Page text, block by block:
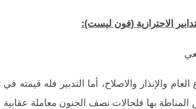
والإنذار والاصلاح، أما التدبير فله قيمته في
بها فلحالات نصف الجنون معاملة عقابية